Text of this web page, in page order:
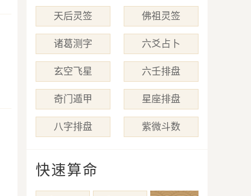
天后灵签 佛祖灵签
诸葛测字 六爻占卜
玄空飞星 六壬排盘
奇门遁甲 星座排盘
八字排盘 紫微斗数
快速算命